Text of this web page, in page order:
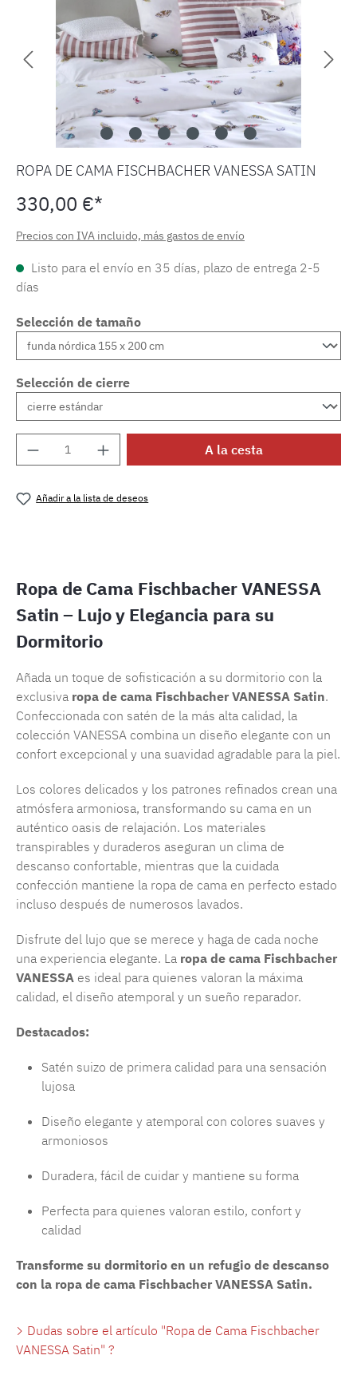
ROPA DE CAMA FISCHBACHER VANESSA SATIN
330,00 €*
Precios con IVA incluido, más gastos de envío
Listo para el envío en 35 días, plazo de entrega 2-5
días
Selección de tamaño
Selección de cierre
Cantidad del producto: introduce la
A la cesta
Añadir a la lista de deseos
Ropa de Cama Fischbacher VANESSA
Satin – Lujo y Elegancia para su
Dormitorio
Añada un toque de sofisticación a su dormitorio con la
exclusiva ropa de cama Fischbacher VANESSA Satin.
Confeccionada con satén de la más alta calidad, la
colección VANESSA combina un diseño elegante con un
confort excepcional y una suavidad agradable para la piel.
Los colores delicados y los patrones refinados crean una
atmósfera armoniosa, transformando su cama en un
auténtico oasis de relajación. Los materiales
transpirables y duraderos aseguran un clima de
descanso confortable, mientras que la cuidada
confección mantiene la ropa de cama en perfecto estado
incluso después de numerosos lavados.
Disfrute del lujo que se merece y haga de cada noche
una experiencia elegante. La ropa de cama Fischbacher
VANESSA es ideal para quienes valoran la máxima
calidad, el diseño atemporal y un sueño reparador.
Destacados:
Satén suizo de primera calidad para una sensación
lujosa
Diseño elegante y atemporal con colores suaves y
armoniosos
Duradera, fácil de cuidar y mantiene su forma
Perfecta para quienes valoran estilo, confort y
calidad
Transforme su dormitorio en un refugio de descanso
con la ropa de cama Fischbacher VANESSA Satin.
Dudas sobre el artículo "Ropa de Cama Fischbacher
VANESSA Satin" ?